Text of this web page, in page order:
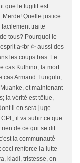
que le fugitif est
Merde! Quelle justice
traite
tous? Pourquoi le
a<br /> aussi des
les coups bas. Le
cas Kuthino, la mort
Armand Tungulu,
et maintenant
la vérité est têtue,
il en sera juge
il va subir ce que
de ce qui se dit
la communauté
renforce la lutte
kiadi, tristesse, on